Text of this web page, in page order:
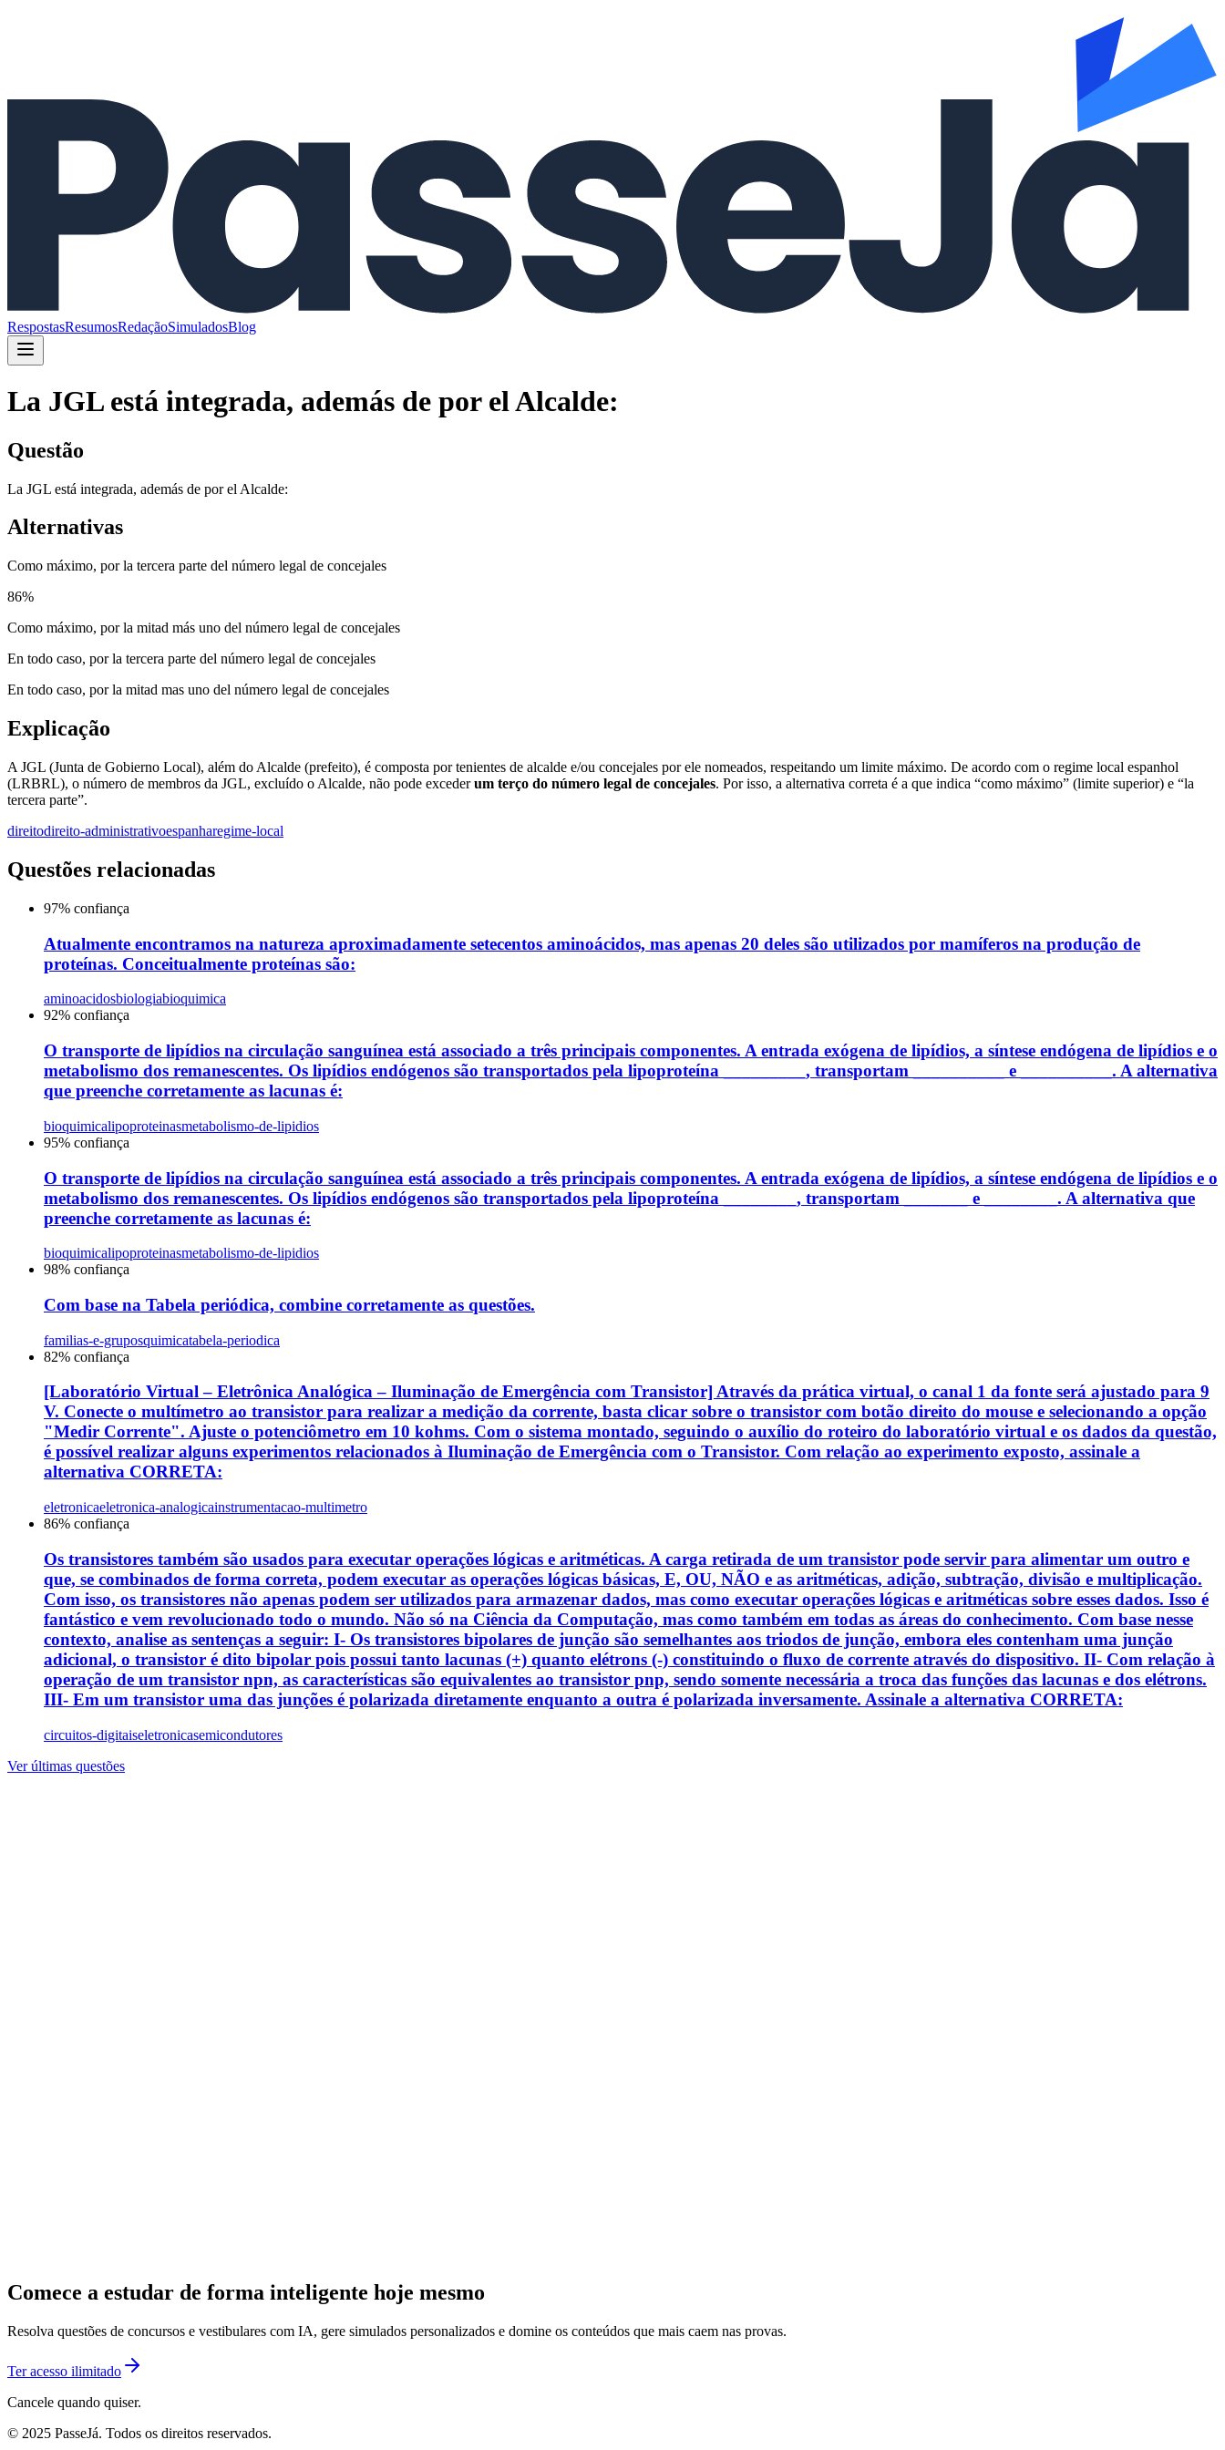
RespostasResumosRedaçãoSimuladosBlog
La JGL está integrada, además de por el Alcalde:
Questão
La JGL está integrada, además de por el Alcalde:
Alternativas
Como máximo, por la tercera parte del número legal de concejales
86%
Como máximo, por la mitad más uno del número legal de concejales
En todo caso, por la tercera parte del número legal de concejales
En todo caso, por la mitad mas uno del número legal de concejales
Explicação
A JGL (Junta de Gobierno Local), além do Alcalde (prefeito), é composta por tenientes de alcalde e/ou concejales por ele nomeados, respeitando um limite máximo. De acordo com o regime local espanhol
(LRBRL), o número de membros da JGL, excluído o Alcalde, não pode excederum terço do número legal de concejales. Por isso, a alternativa correta é a que indica “como máximo” (limite superior) e “la
tercera parte”.
direitodireito-administrativoespanharegime-local
Questões relacionadas
97% confiança
Atualmente encontramos na natureza aproximadamente setecentos aminoácidos, mas apenas 20 deles são utilizados por mamíferos na produção de
proteínas. Conceitualmente proteínas são:
aminoacidosbiologiabioquimica
92% confiança
O transporte de lipídios na circulação sanguínea está associado a três principais componentes. A entrada exógena de lipídios, a síntese endógena de lipídios e o
metabolismo dos remanescentes. Os lipídios endógenos são transportados pela lipoproteína _________, transportam __________ e __________. A alternativa
que preenche corretamente as lacunas é:
bioquimicalipoproteinasmetabolismo-de-lipidios
95% confiança
O transporte de lipídios na circulação sanguínea está associado a três principais componentes. A entrada exógena de lipídios, a síntese endógena de lipídios e o
metabolismo dos remanescentes. Os lipídios endógenos são transportados pela lipoproteína ________, transportam _______ e ________. A alternativa que
preenche corretamente as lacunas é:
bioquimicalipoproteinasmetabolismo-de-lipidios
98% confiança
Com base na Tabela periódica, combine corretamente as questões.
familias-e-gruposquimicatabela-periodica
82% confiança
[Laboratório Virtual – Eletrônica Analógica – Iluminação de Emergência com Transistor] Através da prática virtual, o canal 1 da fonte será ajustado para 9
V. Conecte o multímetro ao transistor para realizar a medição da corrente, basta clicar sobre o transistor com botão direito do mouse e selecionando a opção
"Medir Corrente". Ajuste o potenciômetro em 10 kohms. Com o sistema montado, seguindo o auxílio do roteiro do laboratório virtual e os dados da questão,
é possível realizar alguns experimentos relacionados à Iluminação de Emergência com o Transistor. Com relação ao experimento exposto, assinale a
alternativa CORRETA:
eletronicaeletronica-analogicainstrumentacao-multimetro
86% confiança
Os transistores também são usados para executar operações lógicas e aritméticas. A carga retirada de um transistor pode servir para alimentar um outro e
que, se combinados de forma correta, podem executar as operações lógicas básicas, E, OU, NÃO e as aritméticas, adição, subtração, divisão e multiplicação.
Com isso, os transistores não apenas podem ser utilizados para armazenar dados, mas como executar operações lógicas e aritméticas sobre esses dados. Isso é
fantástico e vem revolucionado todo o mundo. Não só na Ciência da Computação, mas como também em todas as áreas do conhecimento. Com base nesse
contexto, analise as sentenças a seguir: I- Os transistores bipolares de junção são semelhantes aos triodos de junção, embora eles contenham uma junção
adicional, o transistor é dito bipolar pois possui tanto lacunas (+) quanto elétrons (-) constituindo o fluxo de corrente através do dispositivo. II- Com relação à
operação de um transistor npn, as características são equivalentes ao transistor pnp, sendo somente necessária a troca das funções das lacunas e dos elétrons.
III- Em um transistor uma das junções é polarizada diretamente enquanto a outra é polarizada inversamente. Assinale a alternativa CORRETA:
circuitos-digitaiseletronicasemicondutores
Ver últimas questões
Comece a estudar de forma inteligente hoje mesmo
Resolva questões de concursos e vestibulares com IA, gere simulados personalizados e domine os conteúdos que mais caem nas provas.
Ter acesso ilimitado
Cancele quando quiser.
© 2025 PasseJá. Todos os direitos reservados.